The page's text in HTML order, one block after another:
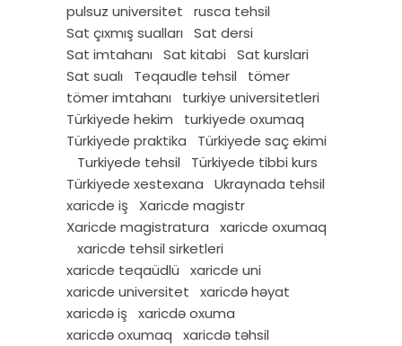
pulsuz universitet
rusca tehsil
Sat çıxmış sualları
Sat dersi
Sat imtahanı
Sat kitabi
Sat kurslari
Sat sualı
Teqaudle tehsil
tömer
tömer imtahanı
turkiye universitetleri
Türkiyede hekim
turkiyede oxumaq
Türkiyede praktika
Türkiyede saç ekimi
Turkiyede tehsil
Türkiyede tibbi kurs
Türkiyede xestexana
Ukraynada tehsil
xaricde iş
Xaricde magistr
Xaricde magistratura
xaricde oxumaq
xaricde tehsil sirketleri
xaricde teqaüdlü
xaricde uni
xaricde universitet
xaricdə həyat
xaricdə iş
xaricdə oxuma
xaricdə oxumaq
xaricdə təhsil